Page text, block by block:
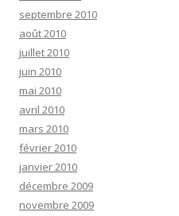
septembre 2010
août 2010
juillet 2010
juin 2010
mai 2010
avril 2010
mars 2010
février 2010
janvier 2010
décembre 2009
novembre 2009